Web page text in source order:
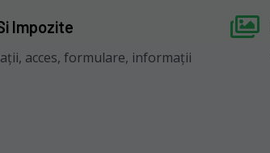
Impozite
acces, formulare, informații